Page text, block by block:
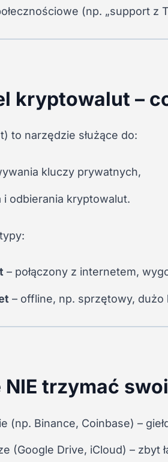
(np. „support z
kryptowalut –
to narzędzie służące do:
kluczy prywatnych,
i odbierania kryptowalut.
– połączony z internetem,
– offline, np. sprzętowy, dużo
NIE trzymać
(np. Binance, Coinbase) –
(Google Drive, iCloud) – zbyt